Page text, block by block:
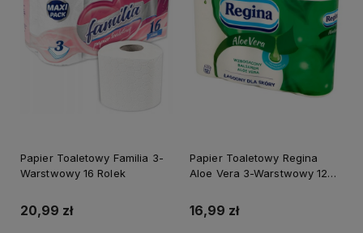
Papier Toaletowy Familia 3-
Warstwowy 16 Rolek
20,99 zł
Papier Toaletowy Regina
Aloe Vera 3-Warstwowy 12
16,99 zł